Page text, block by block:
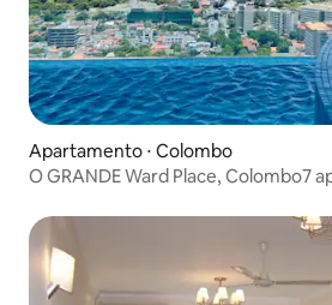
Apartamento ⋅ Colombo
O GRANDE Ward Place, Colombo7